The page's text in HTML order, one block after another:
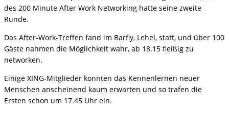
des 200 Minute After Work Networking hatte seine zweite
Runde.
Das After-Work-Treffen fand im Barfly, Lehel, statt, und über 100
Gäste nahmen die Möglichkeit wahr, ab 18.15 fleißig zu
networken.
Einige XING-Mitglieder konnten das Kennenlernen neuer
Menschen anscheinend kaum erwarten und so trafen die
Ersten schon um 17.45 Uhr ein.